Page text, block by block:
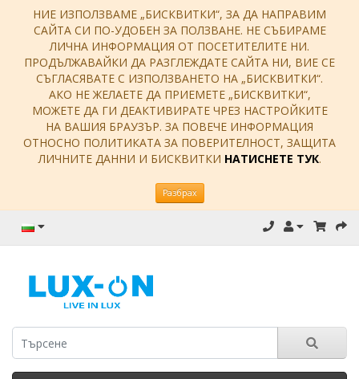
НИЕ ИЗПОЛЗВАМЕ „БИСКВИТКИ“, ЗА ДА НАПРАВИМ
САЙТА СИ ПО-УДОБЕН ЗА ПОЛЗВАНЕ. НЕ СЪБИРАМЕ
ЛИЧНА ИНФОРМАЦИЯ ОТ ПОСЕТИТЕЛИТЕ НИ.
ПРОДЪЛЖАВАЙКИ ДА РАЗГЛЕЖДАТЕ САЙТА НИ, ВИЕ СЕ
СЪГЛАСЯВАТЕ С ИЗПОЛЗВАНЕТО НА „БИСКВИТКИ“.
АКО НЕ ЖЕЛАЕТЕ ДА ПРИЕМЕТЕ „БИСКВИТКИ“,
МОЖЕТЕ ДА ГИ ДЕАКТИВИРАТЕ ЧРЕЗ НАСТРОЙКИТЕ
НА ВАШИЯ БРАУЗЪР. ЗА ПОВЕЧЕ ИНФОРМАЦИЯ
ОТНОСНО ПОЛИТИКАТА ЗА ПОВЕРИТЕЛНОСТ, ЗАЩИТА
ЛИЧНИТЕ ДАННИ И БИСКВИТКИ НАТИСНЕТЕ ТУК.
Разбрах